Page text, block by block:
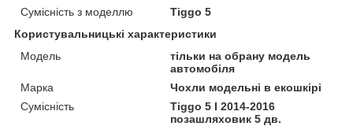
Сумісність з моделлю
Tiggo 5
Користувальницькі характеристики
Мoдель
тільки на обрану модель
автомобіля
Марка
Чохли модельні в екошкірі
Сумісність
Tiggo 5 I 2014-2016
позашляховик 5 дв.